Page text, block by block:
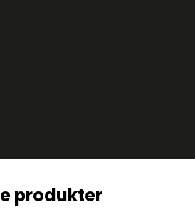
produkter